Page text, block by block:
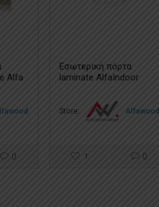
Alfa
0
Εσωτερική πόρτα
laminate AlfaIndoor
Store: Alfawood
1 0